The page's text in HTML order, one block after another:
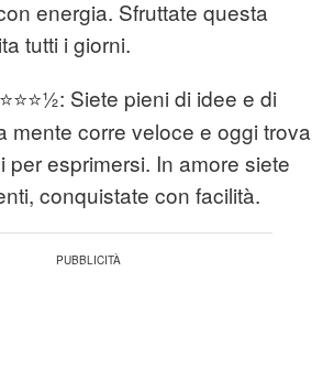
energia. Sfruttate questa
tutti i giorni.
Siete pieni di idee e di
mente corre veloce e oggi trova
per esprimersi. In amore siete
conquistate con facilità.